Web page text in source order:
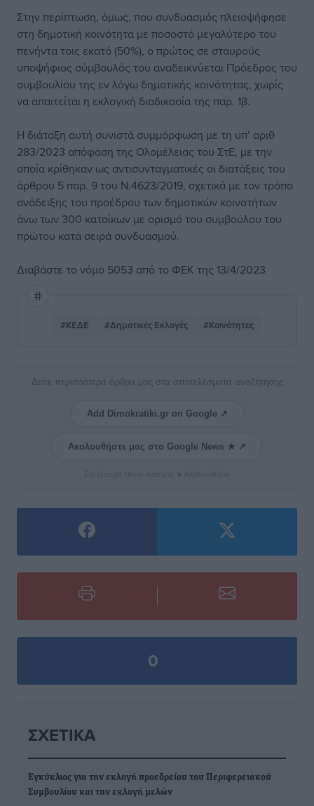
Στην περίπτωση, όμως, που συνδυασμός πλειοψήφησε
στη δημοτική κοινότητα µε ποσοστό μεγαλύτερο του
πενήντα τοις εκατό (50%), ο πρώτος σε σταυρούς
υποψήφιος σύμβουλός του αναδεικνύεται Πρόεδρος του
συμβουλίου της εν λόγω δημοτικής κοινότητας, χωρίς
να απαιτείται η εκλογική διαδικασία της παρ. 1β.
Η διάταξη αυτή συνιστά συμμόρφωση με τη υπ’ αριθ
283/2023 απόφαση της Ολομέλειας του ΣτΕ, με την
οποία κρίθηκαν ως αντισυνταγματικές οι διατάξεις του
άρθρου 5 παρ. 9 του Ν.4623/2019, σχετικά με τον τρόπο
ανάδειξης του προέδρου των δημοτικών κοινοτήτων
άνω των 300 κατοίκων με ορισμό του συμβούλου του
πρώτου κατά σειρά συνδυασμού.
Διαβάστε το νόμο 5053 από το ΦΕΚ της 13/4/2023
#ΚΕΔΕ #Δημοτικές Εκλογές #Κοινότητες
Δείτε περισσότερα άρθρα μας στα αποτελέσματα αναζήτησης
Add Dimokratiki.gr on Google ↗
Ακολουθήστε μας στο Google News ★ ↗
0
ΣΧΕΤΙΚΆ
Εγκύκλιος για την εκλογή προεδρείου του Περιφερειακού
Συμβουλίου και την εκλογή μελών